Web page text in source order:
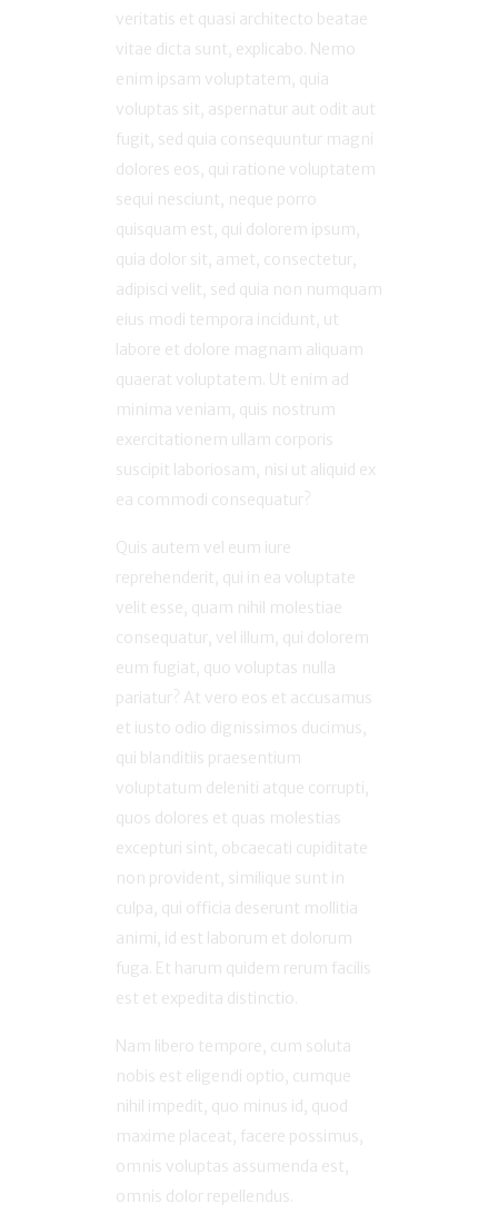
veritatis et quasi architecto beatae
vitae dicta sunt, explicabo. Nemo
enim ipsam voluptatem, quia
voluptas sit, aspernatur aut odit aut
fugit, sed quia consequuntur magni
dolores eos, qui ratione voluptatem
sequi nesciunt, neque porro
quisquam est, qui dolorem ipsum,
quia dolor sit, amet, consectetur,
adipisci velit, sed quia non numquam
eius modi tempora incidunt, ut
labore et dolore magnam aliquam
quaerat voluptatem. Ut enim ad
minima veniam, quis nostrum
exercitationem ullam corporis
suscipit laboriosam, nisi ut aliquid ex
ea commodi consequatur?
Quis autem vel eum iure
reprehenderit, qui in ea voluptate
velit esse, quam nihil molestiae
consequatur, vel illum, qui dolorem
eum fugiat, quo voluptas nulla
pariatur? At vero eos et accusamus
et iusto odio dignissimos ducimus,
qui blanditiis praesentium
voluptatum deleniti atque corrupti,
quos dolores et quas molestias
excepturi sint, obcaecati cupiditate
non provident, similique sunt in
culpa, qui officia deserunt mollitia
animi, id est laborum et dolorum
fuga. Et harum quidem rerum facilis
est et expedita distinctio.
Nam libero tempore, cum soluta
nobis est eligendi optio, cumque
nihil impedit, quo minus id, quod
maxime placeat, facere possimus,
omnis voluptas assumenda est,
omnis dolor repellendus.